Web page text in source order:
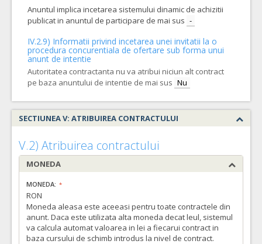
Anuntul implica incetarea sistemului dinamic de achizitii
publicat in anuntul de participare de mai sus -
IV.2.9) Informatii privind incetarea unei invitatii la o
procedura concurentiala de ofertare sub forma unui
anunt de intentie
Autoritatea contractanta nu va atribui niciun alt contract
pe baza anuntului de intentie de mai sus Nu
SECTIUNEA V: ATRIBUIREA CONTRACTULUI
V.2) Atribuirea contractului
MONEDA
MONEDA:
RON
Moneda aleasa este aceeasi pentru toate contractele din
anunt. Daca este utilizata alta moneda decat leul, sistemul
va calcula automat valoarea in lei a fiecarui contract in
baza cursului de schimb introdus la nivel de contract.